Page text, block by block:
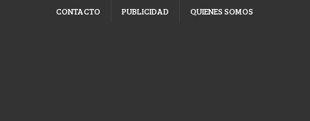
CONTACTO PUBLICIDAD QUIENES SOMOS